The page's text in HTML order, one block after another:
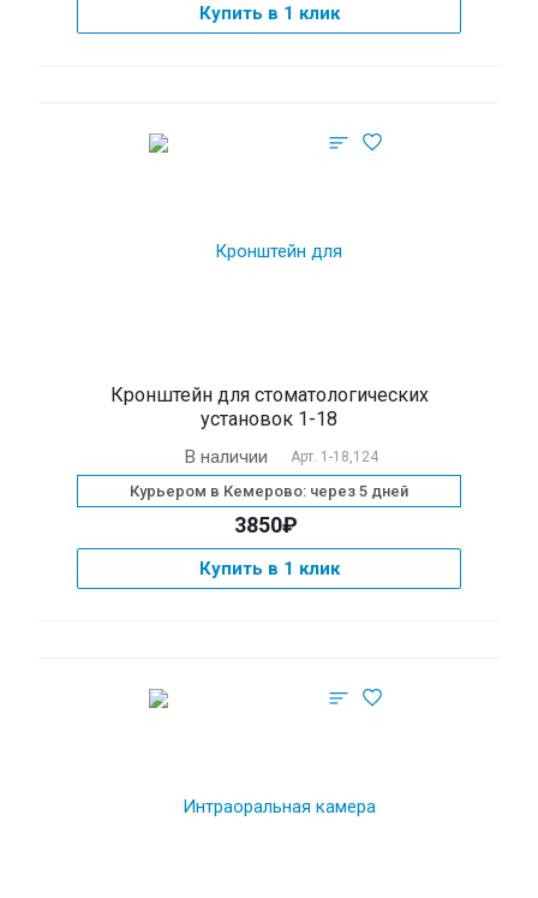
Купить в 1 клик
Кронштейн для стоматологических
установок 1-18
В наличии Арт. 1-18,124
Курьером в Кемерово: через 5 дней
3850₽
Купить в 1 клик